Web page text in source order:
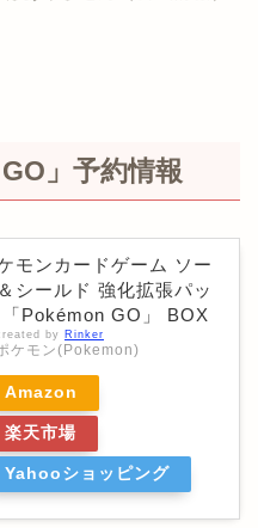
」予約情報
モンカードゲーム ソー
シールド 強化拡張パッ
「Pokémon GO」 BOX
by Rinker
ケモン(Pokemon)
Amazon
楽天市場
Yahooショッピング